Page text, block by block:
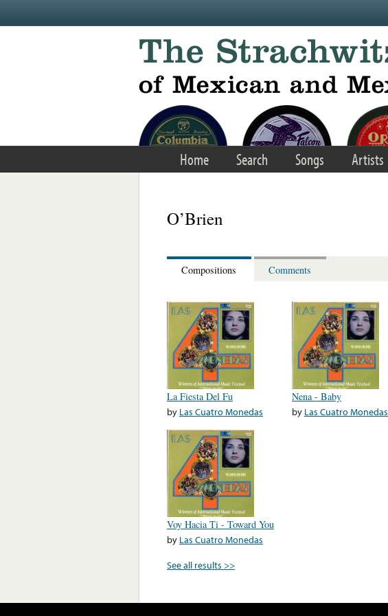
Home Search Songs Artists
O’Brien
Compositions Comments
La Fiesta Del Fu
by Las Cuatro Monedas
Nena - Baby
by Las Cuatro Monedas
Voy Hacia Ti - Toward You
by Las Cuatro Monedas
See all results >>